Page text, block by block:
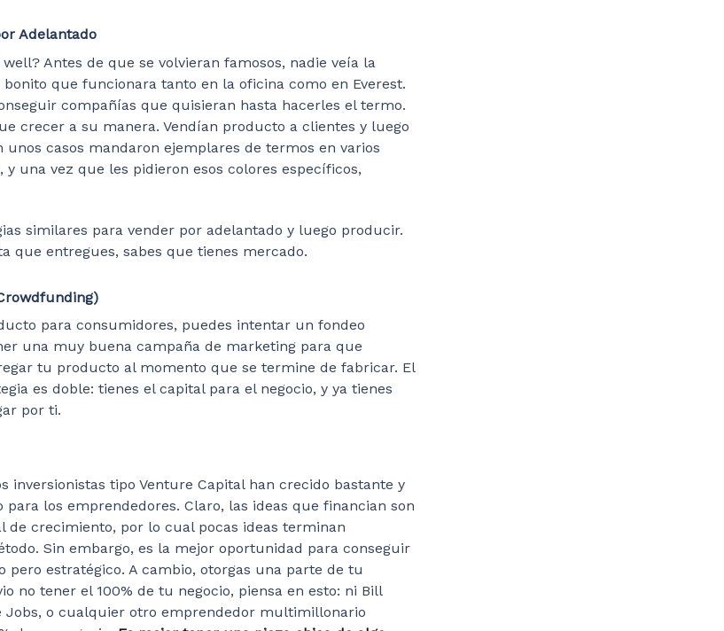
Adelantado
Antes de que se volvieran famosos, nadie veía la
que funcionara tanto en la oficina como en Everest.
compañías que quisieran hasta hacerles el termo.
crecer a su manera. Vendían producto a clientes y luego
unos casos mandaron ejemplares de termos en varios
una vez que les pidieron esos colores específicos,
similares para vender por adelantado y luego producir.
que entregues, sabes que tienes mercado.
para consumidores, puedes intentar un fondeo
una muy buena campaña de marketing para que
tu producto al momento que se termine de fabricar. El
es doble: tienes el capital para el negocio, y ya tienes
por ti.
inversionistas tipo Venture Capital han crecido bastante y
para los emprendedores. Claro, las ideas que financian son
de crecimiento, por lo cual pocas ideas terminan
Sin embargo, es la mejor oportunidad para conseguir
pero estratégico. A cambio, otorgas una parte de tu
no tener el 100% de tu negocio, piensa en esto: ni Bill
Jobs, o cualquier otro emprendedor multimillonario